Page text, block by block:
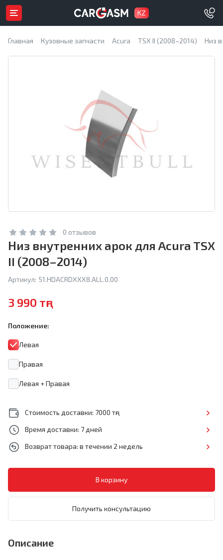
KZ
Главная Кузовные запчасти Acura TSX II (2008–2014) Низ
0 отзывов
Низ внутренних арок для Acura TSX
II (2008–2014)
Артикул: 51.HDACRDXXX8.ALL.0.00
3 990 тңг
Положение:
Левая
Правая
Левая + Правая
Стоимость доставки: 7000 тңг
Время доставки: 7 дней
Возврат товара: в течении 2 недель
Получить консультацию
Описание